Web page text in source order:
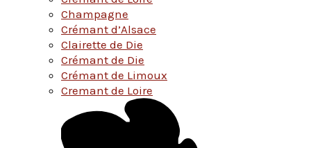
Champagne
Crémant d’Alsace
Clairette de Die
Crémant de Die
Crémant de Limoux
Cremant de Loire